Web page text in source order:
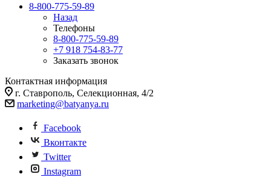
8-800-775-59-89
Назад
Телефоны
8-800-775-59-89
+7 918 754-83-77
Заказать звонок
Контактная информация
г. Ставрополь, Селекционная, 4/2
marketing@batyanya.ru
Facebook
Вконтакте
Twitter
Instagram